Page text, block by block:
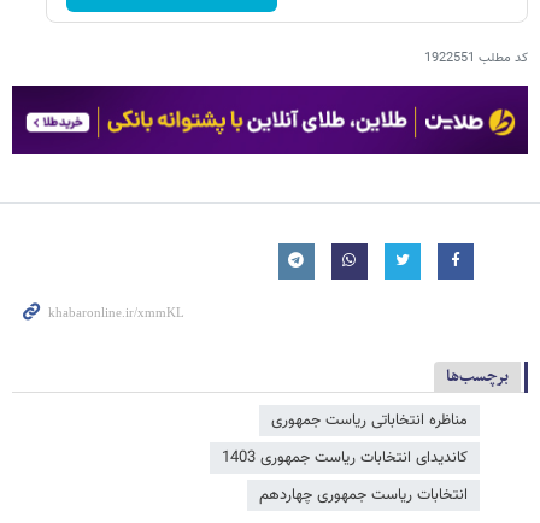
کد مطلب 1922551
برچسب‌ها
مناظره انتخاباتی ریاست جمهوری
کاندیدای انتخابات ریاست جمهوری 1403
انتخابات ریاست جمهوری چهاردهم